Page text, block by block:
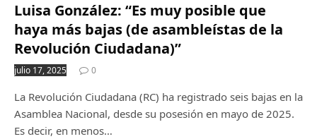
Luisa González: “Es muy posible que
haya más bajas (de asambleístas de la
Revolución Ciudadana)”
julio 17, 2025 0
La Revolución Ciudadana (RC) ha registrado seis bajas en la
Asamblea Nacional, desde su posesión en mayo de 2025.
Es decir, en menos…